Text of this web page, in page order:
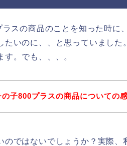
スの商品のことを知った時に
たいのに、、と思っていまし
す。でも、、、。
の子800プラスの商品についての
のではないでしょうか？実際